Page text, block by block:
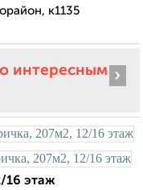
к1135
интересным ›
16 этаж